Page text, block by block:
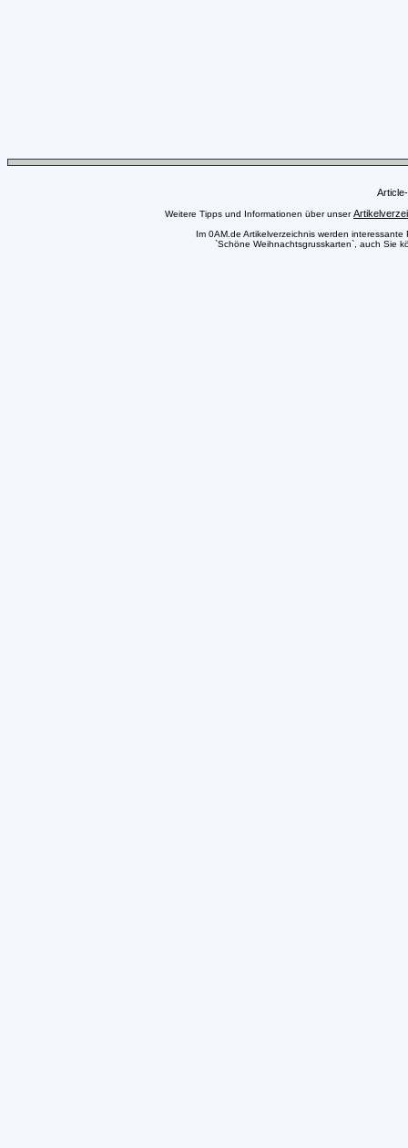
Weitere Tipps und Informationen über unser
Im 0AM.de Artikelverzeichnis werden
`Schöne Weihnachtsgrusskarten`, auch Sie